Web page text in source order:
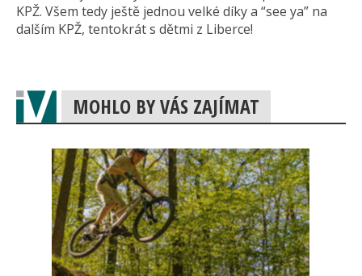
KPŽ. Všem tedy ještě jednou velké díky a “see ya” na
dalším KPŽ, tentokrát s dětmi z Liberce!
MOHLO BY VÁS ZAJÍMAT